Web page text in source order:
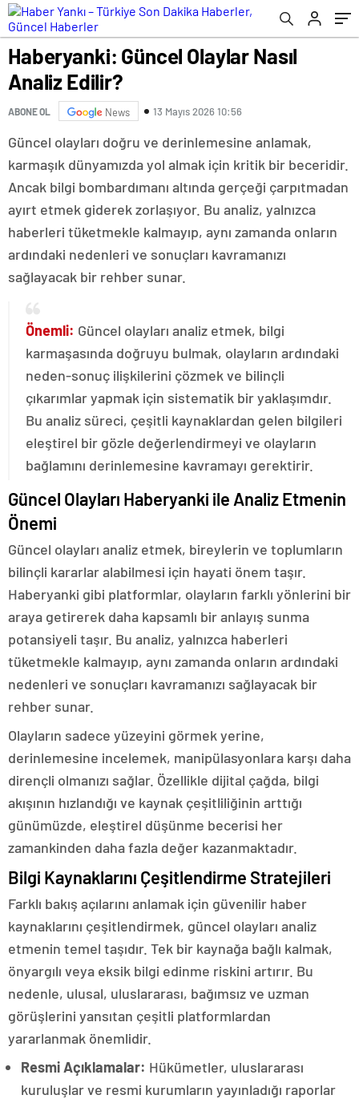
Haberyanki: Güncel Olaylar Nasıl
Analiz Edilir?
ABONE OL News 13 Mayıs 2026 10:56
Güncel olayları doğru ve derinlemesine anlamak,
karmaşık dünyamızda yol almak için kritik bir beceridir.
Ancak bilgi bombardımanı altında gerçeği çarpıtmadan
ayırt etmek giderek zorlaşıyor. Bu analiz, yalnızca
haberleri tüketmekle kalmayıp, aynı zamanda onların
ardındaki nedenleri ve sonuçları kavramanızı
sağlayacak bir rehber sunar.
Önemli: Güncel olayları analiz etmek, bilgi
karmaşasında doğruyu bulmak, olayların ardındaki
neden-sonuç ilişkilerini çözmek ve bilinçli
çıkarımlar yapmak için sistematik bir yaklaşımdır.
Bu analiz süreci, çeşitli kaynaklardan gelen bilgileri
eleştirel bir gözle değerlendirmeyi ve olayların
bağlamını derinlemesine kavramayı gerektirir.
Güncel Olayları Haberyanki ile Analiz Etmenin
Önemi
Güncel olayları analiz etmek, bireylerin ve toplumların
bilinçli kararlar alabilmesi için hayati önem taşır.
Haberyanki gibi platformlar, olayların farklı yönlerini bir
araya getirerek daha kapsamlı bir anlayış sunma
potansiyeli taşır. Bu analiz, yalnızca haberleri
tüketmekle kalmayıp, aynı zamanda onların ardındaki
nedenleri ve sonuçları kavramanızı sağlayacak bir
rehber sunar.
Olayların sadece yüzeyini görmek yerine,
derinlemesine incelemek, manipülasyonlara karşı daha
dirençli olmanızı sağlar. Özellikle dijital çağda, bilgi
akışının hızlandığı ve kaynak çeşitliliğinin arttığı
günümüzde, eleştirel düşünme becerisi her
zamankinden daha fazla değer kazanmaktadır.
Bilgi Kaynaklarını Çeşitlendirme Stratejileri
Farklı bakış açılarını anlamak için güvenilir haber
kaynaklarını çeşitlendirmek, güncel olayları analiz
etmenin temel taşıdır. Tek bir kaynağa bağlı kalmak,
önyargılı veya eksik bilgi edinme riskini artırır. Bu
nedenle, ulusal, uluslararası, bağımsız ve uzman
görüşlerini yansıtan çeşitli platformlardan
yararlanmak önemlidir.
Resmi Açıklamalar: Hükümetler, uluslararası
kuruluşlar ve resmi kurumların yayınladığı raporlar